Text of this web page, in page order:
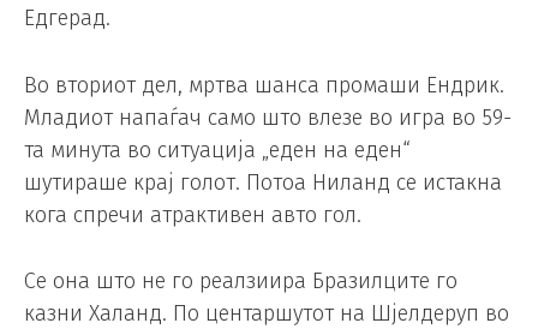
Едгерад.
Во вториот дел, мртва шанса промаши Ендрик.
Младиот напаѓач само што влезе во игра во 59-
та минута во ситуација „еден на еден“
шутираше крај голот. Потоа Ниланд се истакна
кога спречи атрактивен авто гол.
Се она што не го реалзиира Бразилците го
казни Халанд. По центаршутот на Шјелдеруп во